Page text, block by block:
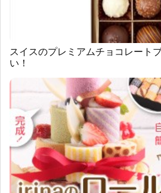
スイスのプレミアムチョコレート
い！